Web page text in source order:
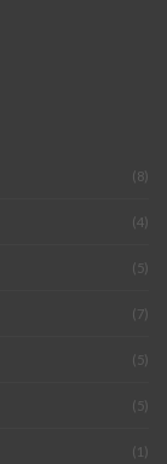
(8)
(4)
(5)
(7)
(5)
(5)
(1)